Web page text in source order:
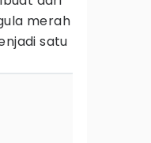
merah
satu